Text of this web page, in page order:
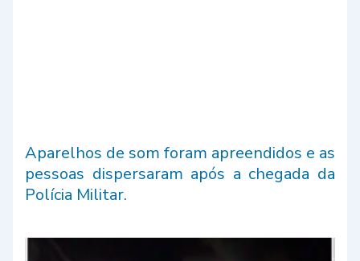
Aparelhos de som foram apreendidos e as
pessoas dispersaram após a chegada da
Polícia Militar.